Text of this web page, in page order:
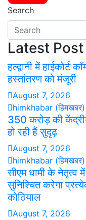
YouTube
Search
Latest Post
हल्द्वानी में हाईकोर्ट
हस्तांतरण को मंजूरी
August 7, 2026
himkhabar (हिमखबर)
350 करोड़ की
हो रही हैं सुदृढ़
August 7, 2026
himkhabar (हिमखबर)
सीएम धामी के नेतृत्व
सुनिश्चित करेगा
कोठियाल
August 7, 2026